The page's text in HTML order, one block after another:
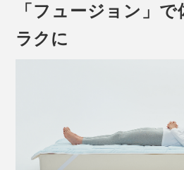
「フュージョン」
ラクに